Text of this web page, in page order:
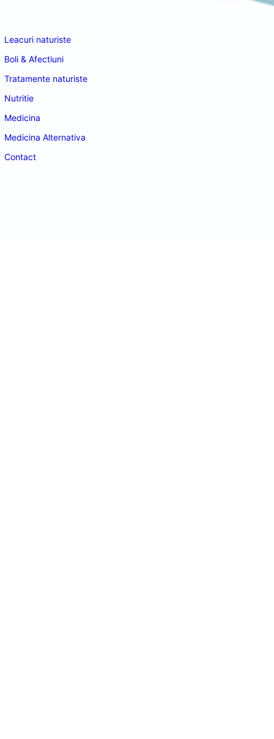
Leacuri naturiste
Boli & Afectiuni
Tratamente naturiste
Nutritie
Medicina
Medicina Alternativa
Contact